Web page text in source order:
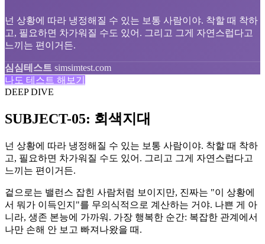
넌 상황에 따라 냉정해질 수 있는 보통 사람이야. 착할 때 착하
고, 필요하면 차가워질 수도 있어. 그리고 그게 자연스럽다고
느끼는 편이거든.
심심테스트 simsimtest.com
나도 테스트 해보기
DEEP DIVE
SUBJECT-05: 회색지대
넌 상황에 따라 냉정해질 수 있는 보통 사람이야. 착할 때 착하
고, 필요하면 차가워질 수도 있어. 그리고 그게 자연스럽다고
느끼는 편이거든.
겉으로는 밸런스 잡힌 사람처럼 보이지만, 진짜는 "이 상황에
서 뭐가 이득인지"를 무의식적으로 계산하는 거야. 나쁜 게 아
니라, 생존 본능에 가까워. 가장 행복한 순간: 복잡한 관계에서
나만 손해 안 보고 빠져나왔을 때.